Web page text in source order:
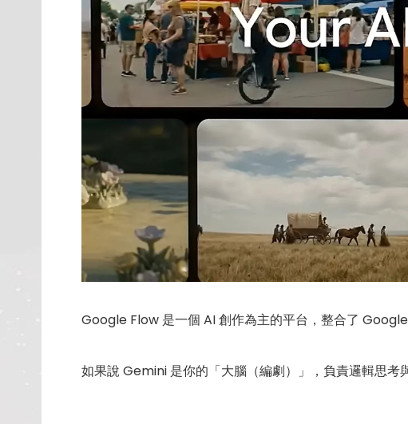
Google Flow 是一個 AI 創作為主的平台，整合了 Google
如果說 Gemini 是你的「大腦（編劇）」，負責邏輯思